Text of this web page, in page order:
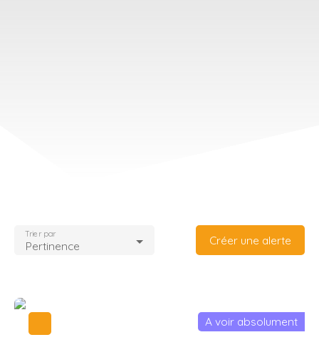
Pertinence
Trier par Créer une alerte
A voir absolument